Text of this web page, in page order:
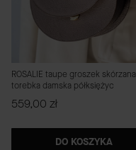
ROSALIE taupe groszek skórzana
torebka damska półksiężyc
Cena
559,00 zł
DO KOSZYKA